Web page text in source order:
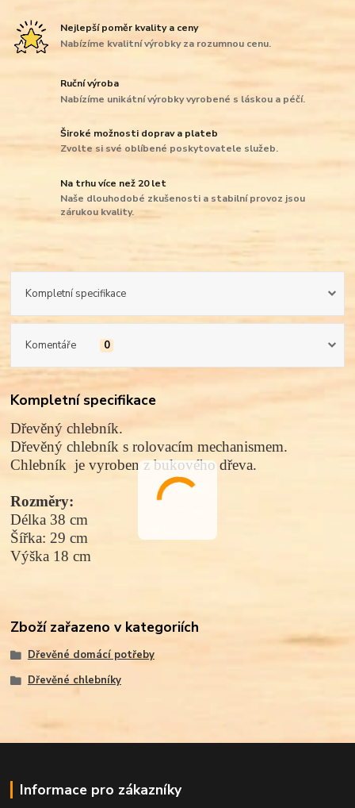
Nejlepší poměr kvality a ceny
Nabízíme kvalitní výrobky za rozumnou cenu.
Ruční výroba
Nabízíme unikátní výrobky vyrobené s láskou a péčí.
Široké možnosti doprav a plateb
Zvolte si své oblíbené poskytovatele služeb.
Na trhu více než 20 let
Naše dlouhodobé zkušenosti a stabilní provoz jsou
zárukou kvality.
Kompletní specifikace
Komentáře 0
Kompletní specifikace
Dřevěný chlebník.
Dřevěný chlebník s rolovacím mechanismem.
Chlebník je vyroben zbukového dřeva.
Rozměry:
Délka 38 cm
Šířka: 29 cm
Výška 18 cm
Zboží zařazeno v kategoriích
Dřevěné domácí potřeby
Dřevěné chlebníky
Informace pro zákazníky